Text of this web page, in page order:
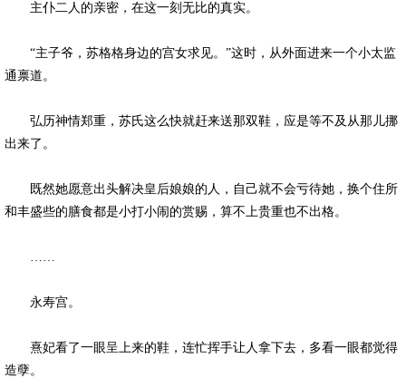
主仆二人的亲密，在这一刻无比的真实。
“主子爷，苏格格身边的宫女求见。”这时，从外面进来一个小太监
通禀道。
弘历神情郑重，苏氏这么快就赶来送那双鞋，应是等不及从那儿挪
出来了。
既然她愿意出头解决皇后娘娘的人，自己就不会亏待她，换个住所
和丰盛些的膳食都是小打小闹的赏赐，算不上贵重也不出格。
……
永寿宫。
熹妃看了一眼呈上来的鞋，连忙挥手让人拿下去，多看一眼都觉得
造孽。